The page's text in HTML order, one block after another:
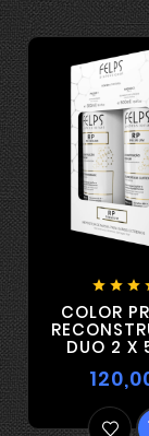
  
COLOR
DUO 2 X